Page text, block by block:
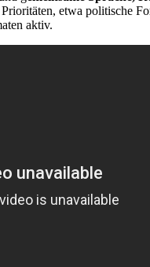
etwa politische
aktiv.